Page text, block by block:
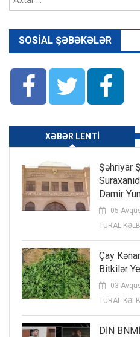
SOSIAL ŞƏBƏKƏLƏR
XƏBƏR LENTI
Şəhriyar
Dəmir
05
TURAL
Çay
Bitkilər
03
TURAL
DİN